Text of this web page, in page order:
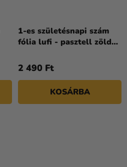
1-es születésnapi szám
fólia lufi - pasztell zöld
2 490 Ft
KOSÁRBA